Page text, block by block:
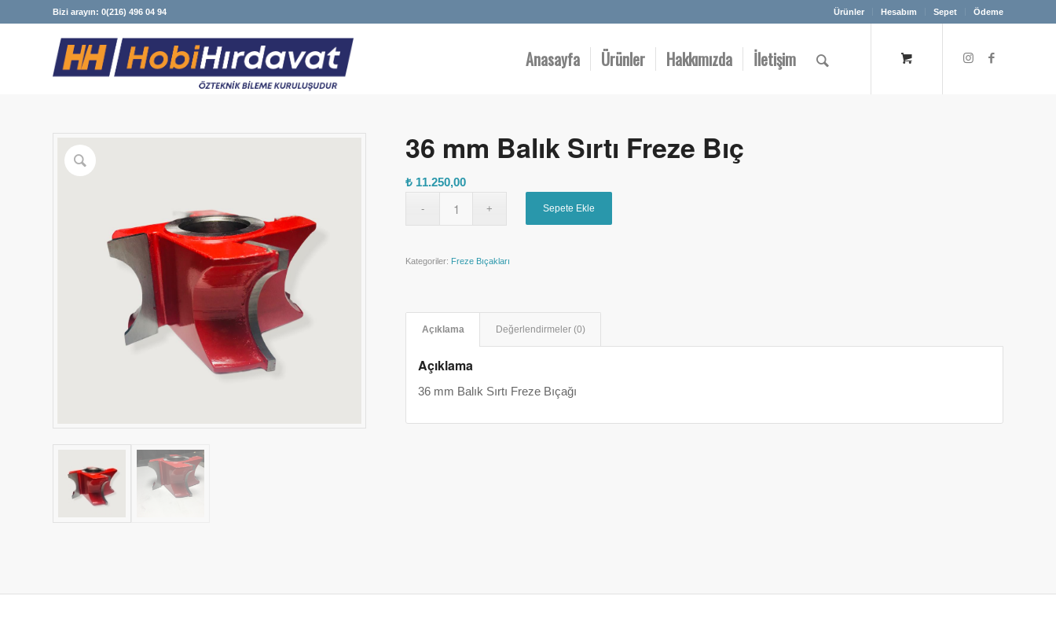
Ürünler Hesabım Sepet Ödeme
Bizi arayın: 0(216) 496 04 94
Anasayfa Ürünler Hakkımızda İletişim
36 mm Balık Sırtı Freze Bıç
₺ 11.250,00
Sepete Ekle
Kategoriler: Freze Bıçakları
Açıklama Değerlendirmeler (0)
Açıklama
36 mm Balık Sırtı Freze Bıçağı